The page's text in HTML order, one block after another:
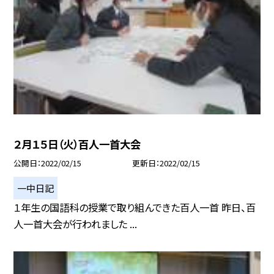
２月１５日（火）百人一首大会
公開日 2022/02/15 更新日 2022/02/15
一中日記
１年生の国語科の授業で取り組んできた百人一首 昨日、百
人一首大会が行われました ...